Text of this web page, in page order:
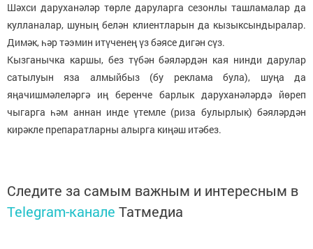
Шәхси даруханәләр төрле даруларга сезонлы ташламалар да
кулланалар, шуның белән клиентларын да кызыксындыралар.
Димәк, һәр тәэмин итүченең үз бәясе дигән сүз.
Кызганычка каршы, без түбән бәяләрдән кая нинди дарулар
сатылуын яза алмыйбыз (бу реклама була), шуңа да
яңачишмәлеләргә иң беренче барлык даруханәләрдә йөреп
чыгарга һәм аннан инде үтемле (риза булырлык) бәяләрдән
кирәкле препаратларны алырга киңәш итәбез.
Следите за самым важным и интересным в
Telegram-канале Татмедиа